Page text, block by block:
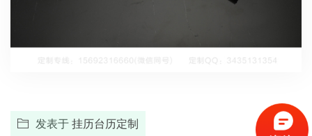
发表于挂历台历定制